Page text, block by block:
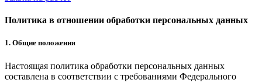
Политика в отношении обработки персональных данных
1. Общие положения
Настоящая политика обработки персональных данных
составлена в соответствии с требованиями Федерального